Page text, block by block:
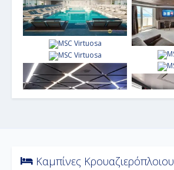
Καμπίνες Κρουαζιερόπλοιου